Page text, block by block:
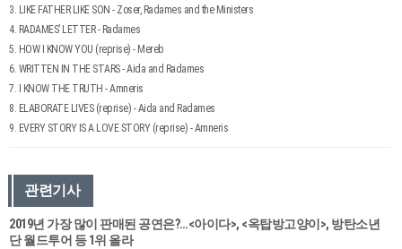
3. LIKE FATHER LIKE SON - Zoser, Radames and the Ministers
4. RADAMES’ LETTER - Radames
5. HOW I KNOW YOU (reprise) - Mereb
6. WRITTEN IN THE STARS - Aida and Radames
7. I KNOW THE TRUTH - Amneris
8. ELABORATE LIVES (reprise) - Aida and Radames
9. EVERY STORY IS A LOVE STORY (reprise) - Amneris
관련기사
2019년 가장 많이 판매된 공연은?…<아이다>, <옥탑방고양이>, 방탄소년
단 월드투어 등 1위 올라